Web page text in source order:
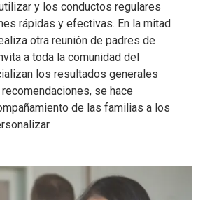
y los conductos regulares
rápidas y efectivas. En la mitad
otra reunión de padres de
a toda la comunidad del
los resultados generales
se hace
de las familias a los